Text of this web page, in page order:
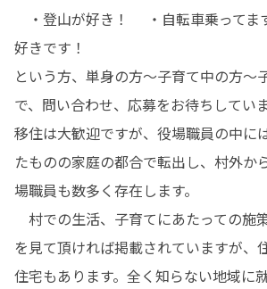
・登山が好き！ 　・自転車乗ってま
好きです！
という方、単身の方～子育て中の方～
で、問い合わせ、応募をお待ちしてい
移住は大歓迎ですが、役場職員の中に
たものの家庭の都合で転出し、村外か
場職員も数多く存在します。
村での生活、子育てにあたっての施
を見て頂ければ掲載されていますが、
住宅もあります。全く知らない地域に